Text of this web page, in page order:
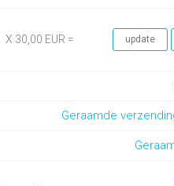
X 30,00 EUR =
Geraamde